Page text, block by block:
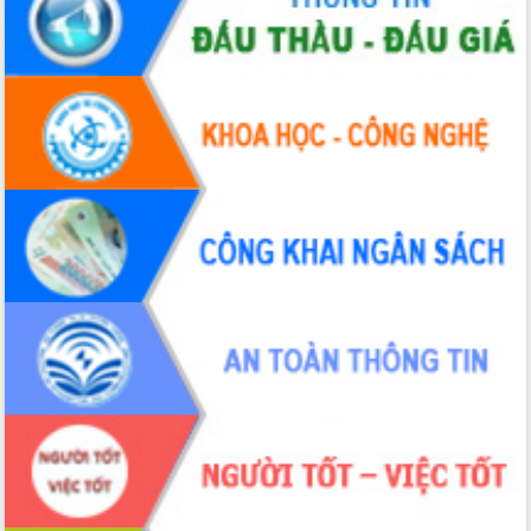
hiện nhiệm vụ quản lý tài sản công
hàng tuần
Tháo gỡ những vướng mắc, đẩy mạnh
công tác cải cách thủ tục hành chính
tại Trung tâm Phục vụ hành chính
công tỉnh
Đắk Lắk: Tôn vinh 46 giải pháp tại Hội
thi Sáng tạo Kỹ thuật 2024 - 2025
Đắk Lắk rà soát, điều chỉnh Đề án 190
về phát triển nuôi trồng thủy sản
Phó Chủ tịch UBND tỉnh Đắk Lắk
Trương Công Thái kiểm tra thực địa
Dự án cao tốc Khánh Hòa - Buôn Ma
Thuột
Định vị cà phê Việt Nam như một “di
sản sống” trong dòng chảy toàn cầu
Xây dựng nông thôn mới: Nâng cao đời
sống người dân từ những mô hình thiết
thực
Quyết liệt tháo gỡ vướng mắc, đẩy